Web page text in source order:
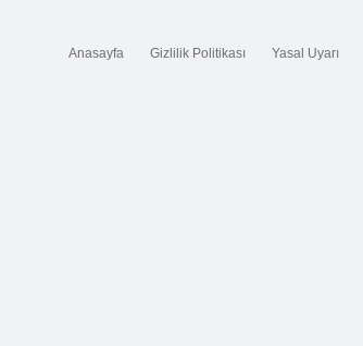
Anasayfa Gizlilik Politikası Yasal Uyarı